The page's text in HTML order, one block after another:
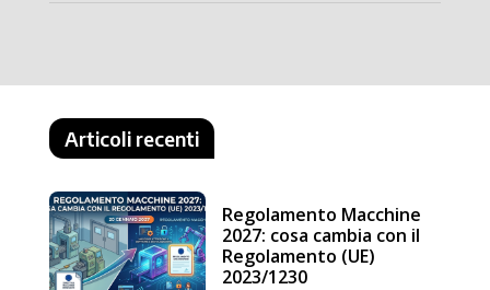
Articoli recenti
Regolamento Macchine
2027: cosa cambia con il
Regolamento (UE)
2023/1230